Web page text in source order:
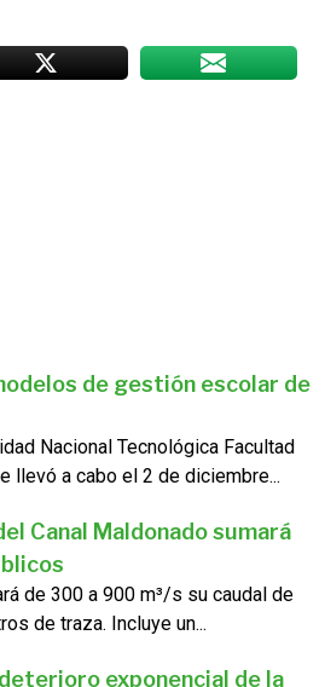
de gestión escolar de
Nacional Tecnológica Facultad
llevó a cabo el 2 de diciembre...
Canal Maldonado sumará
de 300 a 900 m³/s su caudal de
de traza. Incluye un...
exponencial de la